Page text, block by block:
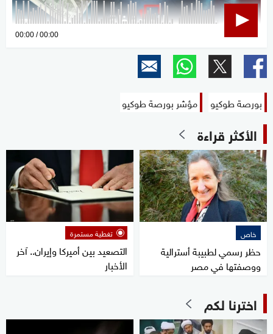
0
00:00 00:00
بورصة طوكيو مؤشر بورصة طوكيو
الأكثر قراءة
خاص
حظر رسمي لطبيبة أسترالية
ووصفتها في مصر
تغطية مستمرة
التصعيد بين أميركا وإيران.. آخر
الأخبار
اخترنا لكم